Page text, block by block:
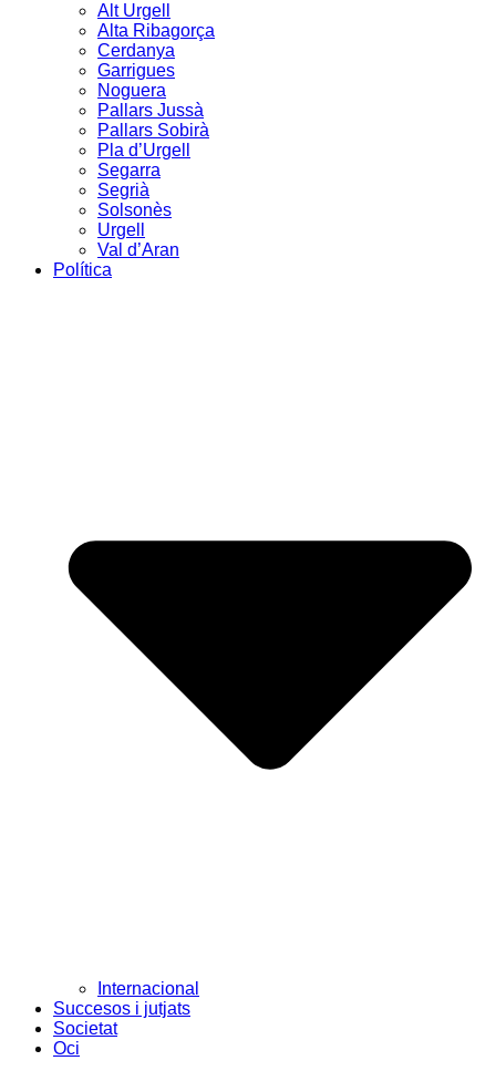
Alt Urgell
Alta Ribagorça
Cerdanya
Garrigues
Noguera
Pallars Jussà
Pallars Sobirà
Pla d’Urgell
Segarra
Segrià
Solsonès
Urgell
Val d’Aran
Política
Internacional
Succesos i jutjats
Societat
Oci